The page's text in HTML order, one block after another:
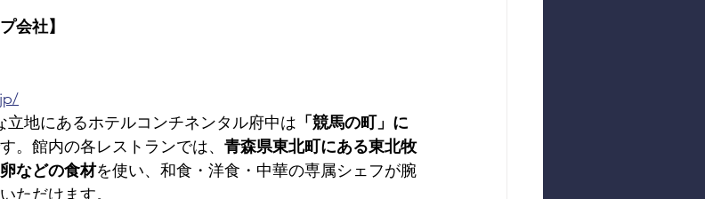
会社】
地にあるホテルコンチネンタル府中は 「競馬の町」に
。館内の各レストランでは、 青森県東北町にある東北牧
などの食材を使い、和食・洋食・中華の専属シェフが腕
ただけます。